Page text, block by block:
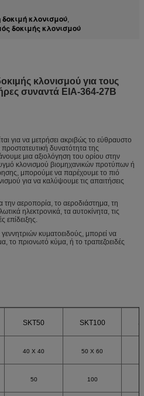
κλονισμού,
δοκιμής κλονισμού
κλονισμού για τους
συναντά EIA-364-27B
για να μετρήσει ακριβώς το εύθραυστο
δυνατότητα της
μια αξιολόγηση του ορίου στην
κλονισμού βιομηχανικών προτύπων ή
μπορούμε να παρέχουμε το πιό
για να καλύψουμε τις απαιτήσεις
την αεροπορία, το αεροδιάστημα, τη
ηλεκτρονικά, τα αυτοκίνητα, τις
επίδειξης.
κυματοειδούς, μπορεί να
το πριονωτό κύμα, ή το τραπεζοειδές
SKT50 SKT100
40 X 40 50 X 60
50 100